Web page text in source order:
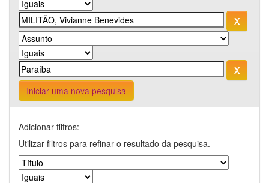
Iniciar uma nova pesquisa
Adicionar filtros:
Utilizar filtros para refinar o resultado da pesquisa.